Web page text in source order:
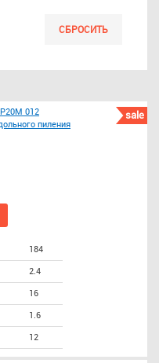
СБРОСИТЬ
sale
012
пиления
184
2.4
16
1.6
12